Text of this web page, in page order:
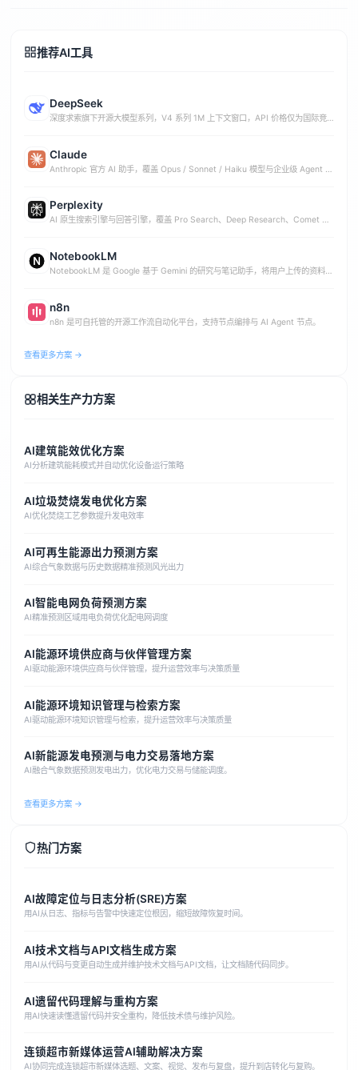
推荐AI工具
DeepSeek
深度求索旗下开源大模型系列，V4 系列 1M 上下文窗口，API 价格仅为国际竞
Claude
Anthropic 官方 AI 助手，覆盖 Opus / Sonnet / Haiku 模型与企业级 Agent 能
Perplexity
AI 原生搜索引擎与回答引擎，覆盖 Pro Search、Deep Research、Comet 浏
NotebookLM
NotebookLM 是 Google 基于 Gemini 的研究与笔记助手，将用户上传的资料生
n8n
n8n 是可自托管的开源工作流自动化平台，支持节点编排与 AI Agent 节点。
查看更多方案 →
相关生产力方案
AI建筑能效优化方案
AI分析建筑能耗模式并自动优化设备运行策略
AI垃圾焚烧发电优化方案
AI优化焚烧工艺参数提升发电效率
AI可再生能源出力预测方案
AI综合气象数据与历史数据精准预测风光出力
AI智能电网负荷预测方案
AI精准预测区域用电负荷优化配电网调度
AI能源环境供应商与伙伴管理方案
AI驱动能源环境供应商与伙伴管理，提升运营效率与决策质量
AI能源环境知识管理与检索方案
AI驱动能源环境知识管理与检索，提升运营效率与决策质量
AI新能源发电预测与电力交易落地方案
AI融合气象数据预测发电出力，优化电力交易与储能调度。
查看更多方案 →
热门方案
AI故障定位与日志分析(SRE)方案
用AI从日志、指标与告警中快速定位根因，缩短故障恢复时间。
AI技术文档与API文档生成方案
用AI从代码与变更自动生成并维护技术文档与API文档，让文档随代码同步。
AI遗留代码理解与重构方案
用AI快速读懂遗留代码并安全重构，降低技术债与维护风险。
连锁超市新媒体运营AI辅助解决方案
AI协同完成连锁超市新媒体选题、文案、视觉、发布与复盘，提升到店转化与复购。